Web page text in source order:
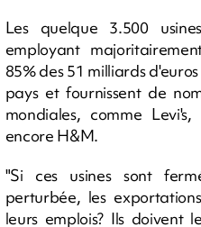
Les quelque 3.500
employant
85% des 51 milliards
pays et fournissent de
mondiales, comme
encore H&M.
"Si ces usines sont
perturbée, les
leurs emplois? Ils doivent